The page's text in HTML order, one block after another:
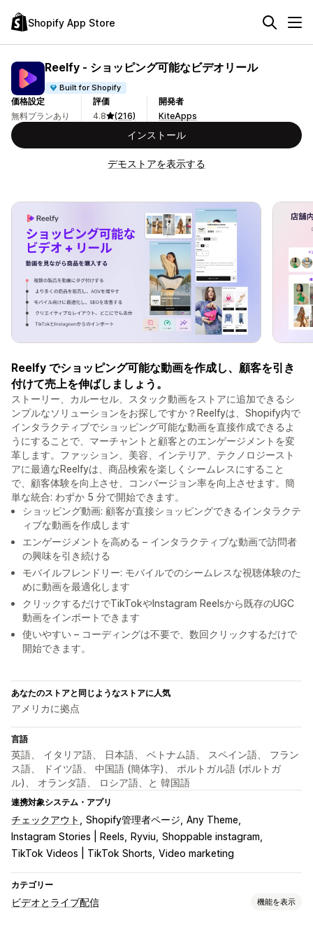
Shopify App Store
Reelfy ‑ ショッピング可能なビデオリール
Built for Shopify
価格設定
無料プランあり
評価
4.8
(216)
開発者
KiteApps
インストール
デモストアを表示する
Reelfy でショッピング可能な動画を作成し、顧客を引き
付けて売上を伸ばしましょう。
ストーリー、カルーセル、スタック動画をストアに追加できるシ
ンプルなソリューションをお探しですか？Reelfyは、Shopify内で
インタラクティブでショッピング可能な動画を直接作成できるよ
うにすることで、マーチャントと顧客とのエンゲージメントを変
革します。ファッション、美容、インテリア、テクノロジースト
アに最適なReelfyは、商品検索を楽しくシームレスにすること
で、顧客体験を向上させ、コンバージョン率を向上させます。簡
単な統合: わずか 5 分で開始できます。
ショッピング動画: 顧客が直接ショッピングできるインタラクテ
ィブな動画を作成します
エンゲージメントを高める – インタラクティブな動画で訪問者
の興味を引き続ける
モバイルフレンドリー: モバイルでのシームレスな視聴体験のた
めに動画を最適化します
クリックするだけでTikTokやInstagram Reelsから既存のUGC
動画をインポートできます
使いやすい – コーディングは不要で、数回クリックするだけで
開始できます。
あなたのストアと同じようなストアに人気
アメリカに拠点
言語
英語、 イタリア語、 日本語、 ベトナム語、 スペイン語、 フラン
ス語、 ドイツ語、 中国語 (簡体字)、 ポルトガル語 (ポルトガ
ル)、 オランダ語、 ロシア語、と 韓国語
連携対象システム・アプリ
チェックアウト Shopify管理者ページ Any Theme
Instagram Stories | Reels
Ryviu Shoppable instagram
TikTok Videos | TikTok Shorts Video marketing
カテゴリー
ビデオとライブ配信 機能を表示